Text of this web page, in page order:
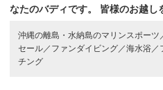
なたのバディです。
皆様のお越し
沖縄の離島・水納島のマリンスポーツ
セール／ ファンダイビング／海水浴／
チング